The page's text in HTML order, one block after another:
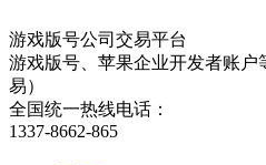
游戏版号公司交易平台
游戏版号、苹果企业开发者账
易）
全国统一热线电话：
1337-8662-865